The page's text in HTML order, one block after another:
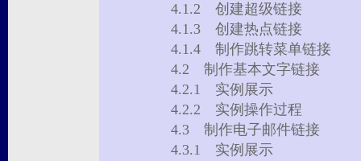
4.1.2 创建超级链接
4.1.3 创建热点链接
4.1.4 制作跳转菜单链接
4.2 制作基本文字链接
4.2.1 实例展示
4.2.2 实例操作过程
4.3 制作电子邮件链接
4.3.1 实例展示